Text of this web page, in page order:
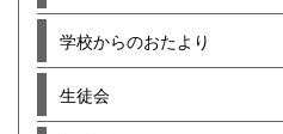
学校からのおたより
生徒会